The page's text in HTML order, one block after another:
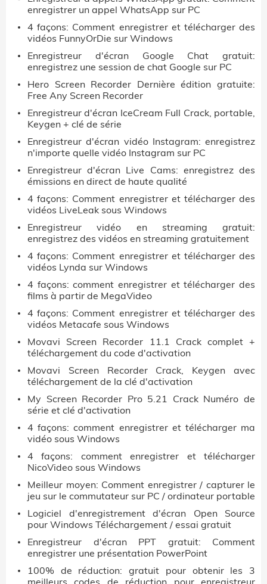
enregistrer un appel WhatsApp sur PC
4 façons: Comment enregistrer et télécharger des
vidéos FunnyOrDie sur Windows
Enregistreur d'écran Google Chat gratuit:
enregistrez une session de chat Google sur PC
Hero Screen Recorder Dernière édition gratuite:
Free Any Screen Recorder
Enregistreur d'écran IceCream Full Crack, portable,
Keygen + clé de série
Enregistreur d'écran vidéo Instagram: enregistrez
n'importe quelle vidéo Instagram sur PC
Enregistreur d'écran Live Cams: enregistrez des
émissions en direct de haute qualité
4 façons: Comment enregistrer et télécharger des
vidéos LiveLeak sous Windows
Enregistreur vidéo en streaming gratuit:
enregistrez des vidéos en streaming gratuitement
4 façons: Comment enregistrer et télécharger des
vidéos Lynda sur Windows
4 façons: comment enregistrer et télécharger des
films à partir de MegaVideo
4 façons: Comment enregistrer et télécharger des
vidéos Metacafe sous Windows
Movavi Screen Recorder 11.1 Crack complet +
téléchargement du code d'activation
Movavi Screen Recorder Crack, Keygen avec
téléchargement de la clé d'activation
My Screen Recorder Pro 5.21 Crack Numéro de
série et clé d'activation
4 façons: comment enregistrer et télécharger ma
vidéo sous Windows
4 façons: comment enregistrer et télécharger
NicoVideo sous Windows
Meilleur moyen: Comment enregistrer / capturer le
jeu sur le commutateur sur PC / ordinateur portable
Logiciel d'enregistrement d'écran Open Source
pour Windows Téléchargement / essai gratuit
Enregistreur d'écran PPT gratuit: Comment
enregistrer une présentation PowerPoint
100% de réduction: gratuit pour obtenir les 3